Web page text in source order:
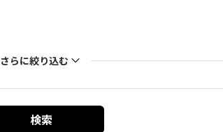
さらに絞り込む
検索